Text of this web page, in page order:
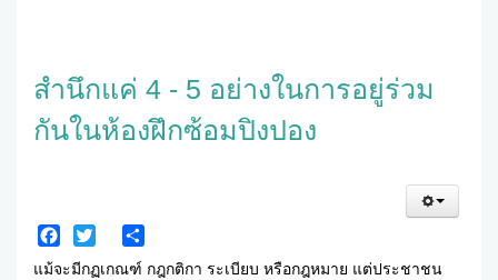
สำนึกแค่ 4 - 5 อย่างในการอยู่ร่วม
กันในห้องฝึกซ้อมปิงปอง
Facebook
Twitter Share
แม้จะมีกฏเกณฑ์ กฎกติกา ระเบียบ หรือกฎหมาย แต่ประชาชน